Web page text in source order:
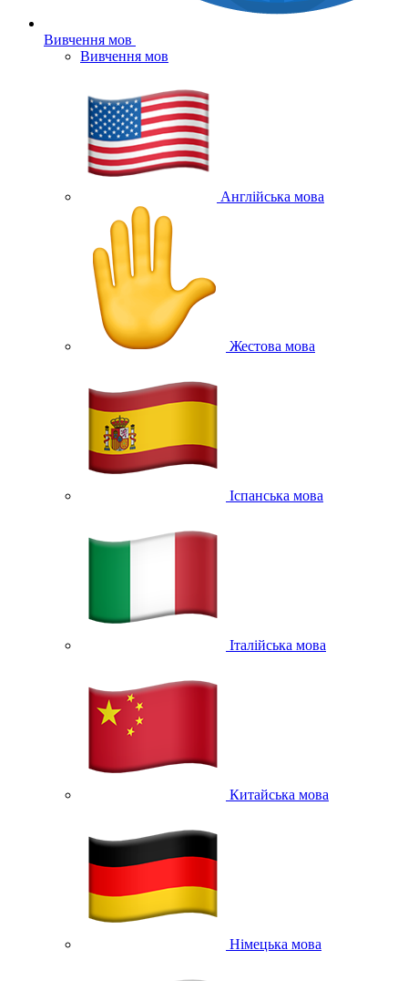
Вивчення мов
Вивчення мов
Англійська мова
Жестова мова
Іспанська мова
Італійська мова
Китайська мова
Німецька мова